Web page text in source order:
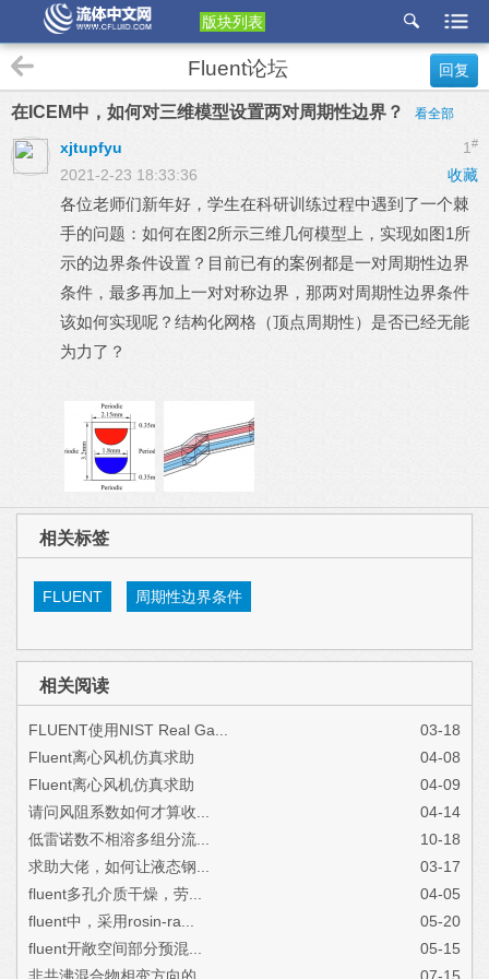
版块列表
etu
p
回复
Fluent论坛
在ICEM中，如何对三维模型设置两对周期性边界？ 看全部
1 #
xjtupfyu
收藏
2021-2-23 18:33:36
各位老师们新年好，学生在科研训练过程中遇到了一个棘
手的问题：如何在图2所示三维几何模型上，实现如图1所
示的边界条件设置？目前已有的案例都是一对周期性边界
条件，最多再加上一对对称边界，那两对周期性边界条件
该如何实现呢？结构化网格（顶点周期性）是否已经无能
为力了？
相关标签
FLUENT 周期性边界条件
相关阅读
FLUENT使用NIST Real Ga...
03-18
Fluent离心风机仿真求助
04-08
Fluent离心风机仿真求助
04-09
请问风阻系数如何才算收...
04-14
低雷诺数不相溶多组分流...
10-18
求助大佬，如何让液态钢...
03-17
fluent多孔介质干燥，劳...
04-05
fluent中，采用rosin-ra...
05-20
fluent开敞空间部分预混...
05-15